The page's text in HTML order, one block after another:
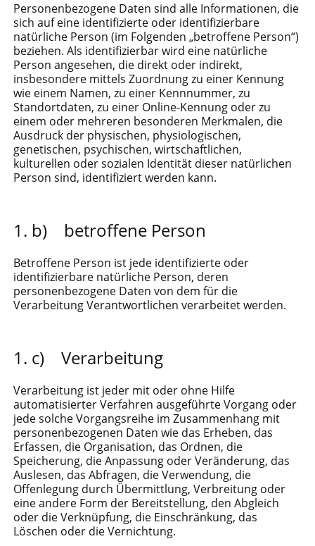
Personenbezogene Daten sind alle Informationen, die
sich auf eine identifizierte oder identifizierbare
natürliche Person (im Folgenden „betroffene Person“)
beziehen. Als identifizierbar wird eine natürliche
Person angesehen, die direkt oder indirekt,
insbesondere mittels Zuordnung zu einer Kennung
wie einem Namen, zu einer Kennnummer, zu
Standortdaten, zu einer Online-Kennung oder zu
einem oder mehreren besonderen Merkmalen, die
Ausdruck der physischen, physiologischen,
genetischen, psychischen, wirtschaftlichen,
kulturellen oder sozialen Identität dieser natürlichen
Person sind, identifiziert werden kann.
b) betroffene Person
Betroffene Person ist jede identifizierte oder
identifizierbare natürliche Person, deren
personenbezogene Daten von dem für die
Verarbeitung Verantwortlichen verarbeitet werden.
c) Verarbeitung
Verarbeitung ist jeder mit oder ohne Hilfe
automatisierter Verfahren ausgeführte Vorgang oder
jede solche Vorgangsreihe im Zusammenhang mit
personenbezogenen Daten wie das Erheben, das
Erfassen, die Organisation, das Ordnen, die
Speicherung, die Anpassung oder Veränderung, das
Auslesen, das Abfragen, die Verwendung, die
Offenlegung durch Übermittlung, Verbreitung oder
eine andere Form der Bereitstellung, den Abgleich
oder die Verknüpfung, die Einschränkung, das
Löschen oder die Vernichtung.